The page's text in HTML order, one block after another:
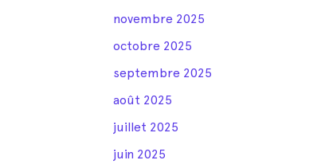
novembre 2025
octobre 2025
septembre 2025
août 2025
juillet 2025
juin 2025